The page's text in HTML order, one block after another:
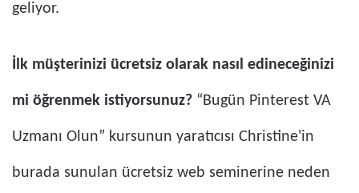
geliyor.
İlk müşterinizi ücretsiz olarak nasıl edineceğinizi
mi öğrenmek istiyorsunuz? “Bugün Pinterest VA
Uzmanı Olun” kursunun yaratıcısı Christine'in
burada sunulan ücretsiz web seminerine neden